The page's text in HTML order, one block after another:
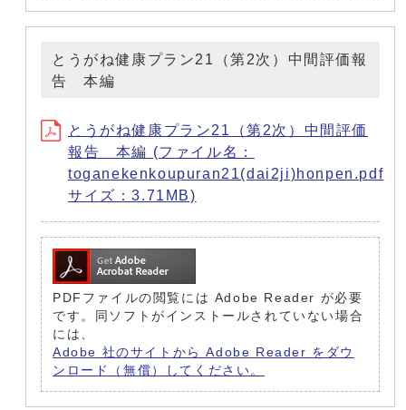
とうがね健康プラン21（第2次）中間評価報
告 本編
とうがね健康プラン21（第2次）中間評価
報告 本編 (ファイル名：
toganekenkoupuran21(dai2ji)honpen.pdf
サイズ：3.71MB)
PDFファイルの閲覧には Adobe Reader が必要
です。同ソフトがインストールされていない場合
には、
Adobe 社のサイトから Adobe Reader をダウ
ンロード（無償）してください。